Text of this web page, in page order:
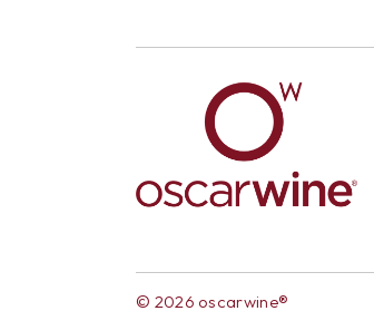
© 2026 oscarwine®